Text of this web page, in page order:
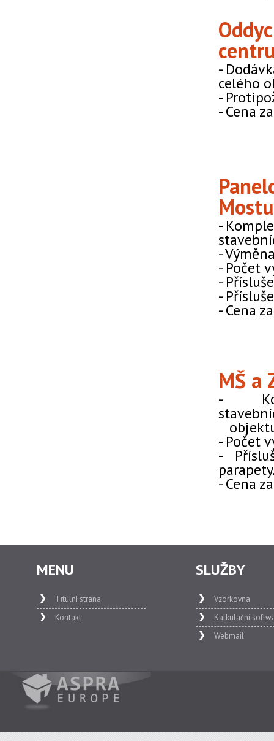
-
celého
-
- Cena
Mostu
-
-
- Počet
-
-
- Cena
MŠ a
-
- Počet
-
- Cena
MENU
Titulní strana
Kontakt
SLUŽBY
Vzorkovna
Kalkulační
Webmail